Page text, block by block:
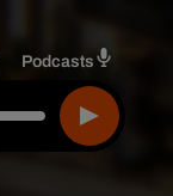
Podcasts